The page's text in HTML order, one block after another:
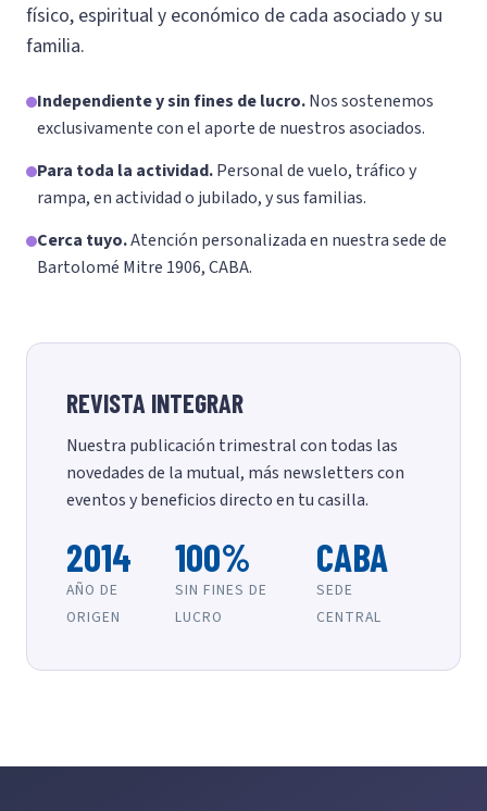
físico, espiritual y económico de cada asociado y su
familia.
Independiente y sin fines de lucro.Nos sostenemos
exclusivamente con el aporte de nuestros asociados.
Para toda la actividad.Personal de vuelo, tráfico y
rampa, en actividad o jubilado, y sus familias.
Cerca tuyo.Atención personalizada en nuestra sede de
Bartolomé Mitre 1906, CABA.
REVISTA INTEGRAR
Nuestra publicación trimestral con todas las
novedades de la mutual, más newsletters con
eventos y beneficios directo en tu casilla.
2014
AÑO DE
ORIGEN
100%
SIN FINES DE
LUCRO
CABA
SEDE
CENTRAL